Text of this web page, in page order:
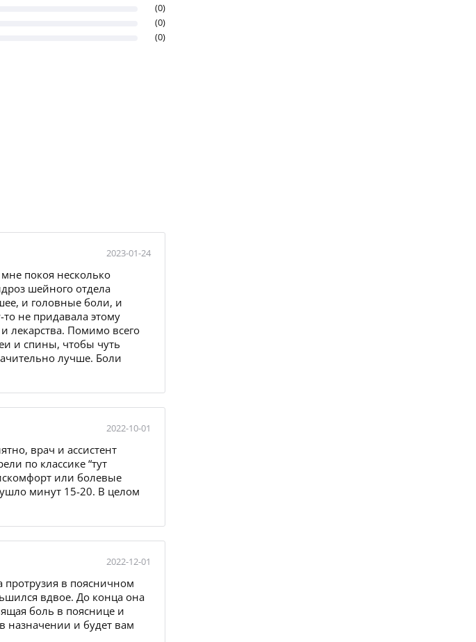
(0)
(0)
(0)
2023-01-24
покоя несколько
шейного отдела
и головные боли, и
не придавала этому
лекарства. Помимо всего
и спины, чтобы чуть
лучше. Боли
2022-10-01
врач и ассистент
по классике “тут
или болевые
минут 15-20. В целом
2022-12-01
в поясничном
вдвое. До конца она
боль в пояснице и
назначении и будет вам